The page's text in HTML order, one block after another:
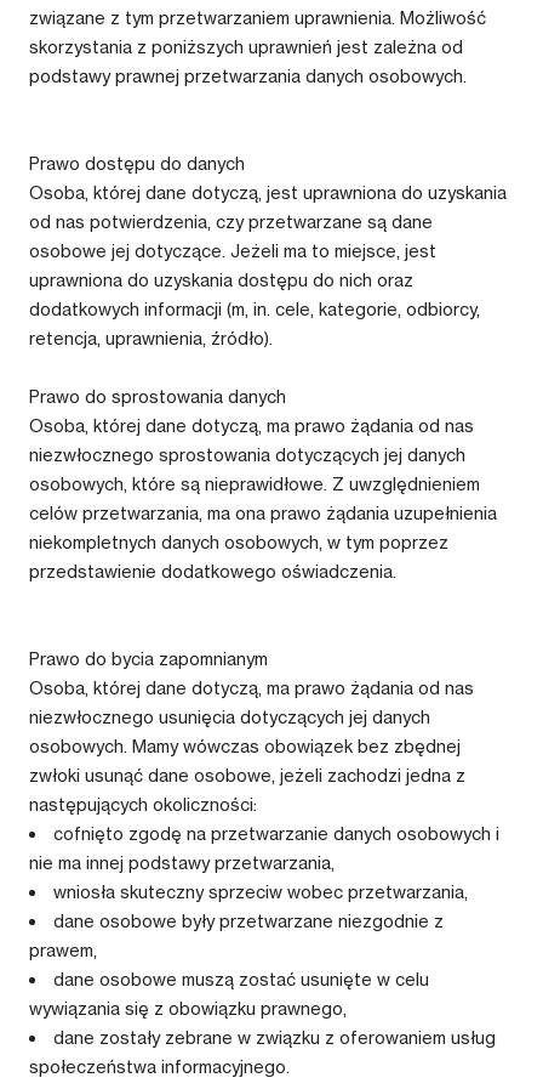
związane z tym przetwarzaniem uprawnienia. Możliwość
skorzystania z poniższych uprawnień jest zależna od
podstawy prawnej przetwarzania danych osobowych.
Prawo dostępu do danych
Osoba, której dane dotyczą, jest uprawniona do uzyskania
od nas potwierdzenia, czy przetwarzane są dane
osobowe jej dotyczące. Jeżeli ma to miejsce, jest
uprawniona do uzyskania dostępu do nich oraz
dodatkowych informacji (m, in. cele, kategorie, odbiorcy,
retencja, uprawnienia, źródło).
Prawo do sprostowania danych
Osoba, której dane dotyczą, ma prawo żądania od nas
niezwłocznego sprostowania dotyczących jej danych
osobowych, które są nieprawidłowe. Z uwzględnieniem
celów przetwarzania, ma ona prawo żądania uzupełnienia
niekompletnych danych osobowych, w tym poprzez
przedstawienie dodatkowego oświadczenia.
Prawo do bycia zapomnianym
Osoba, której dane dotyczą, ma prawo żądania od nas
niezwłocznego usunięcia dotyczących jej danych
osobowych. Mamy wówczas obowiązek bez zbędnej
zwłoki usunąć dane osobowe, jeżeli zachodzi jedna z
następujących okoliczności:
cofnięto zgodę na przetwarzanie danych osobowych i
nie ma innej podstawy przetwarzania,
wniosła skuteczny sprzeciw wobec przetwarzania,
dane osobowe były przetwarzane niezgodnie z
prawem,
dane osobowe muszą zostać usunięte w celu
wywiązania się z obowiązku prawnego,
dane zostały zebrane w związku z oferowaniem usług
społeczeństwa informacyjnego.